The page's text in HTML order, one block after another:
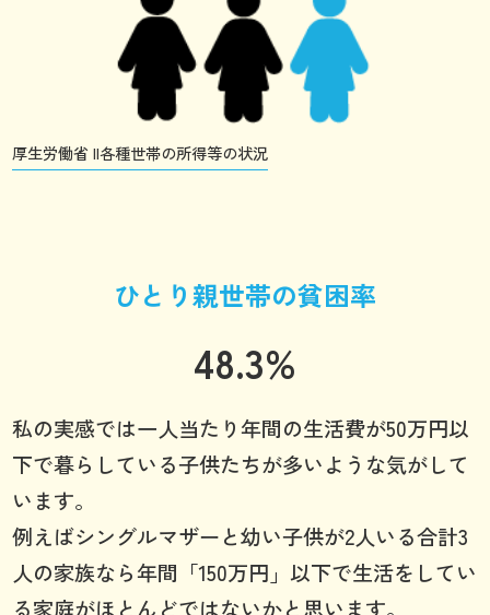
厚生労働省 II各種世帯の所得等の状況
ひとり親世帯の貧困率
48.3%
私の実感では一人当たり年間の生活費が50万円以
下で暮らしている子供たちが多いような気がして
います。
例えばシングルマザーと幼い子供が2人いる合計3
人の家族なら年間「150万円」以下で生活をしてい
る家庭がほとんどではないかと思います。